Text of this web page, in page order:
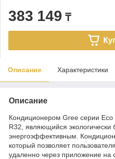
383 149 ₸
Описание Характеристики
Описание
Кондиционером Gree серии
R32, являющийся экологически
энергоэффективным.
который позволяет
удаленно через приложение